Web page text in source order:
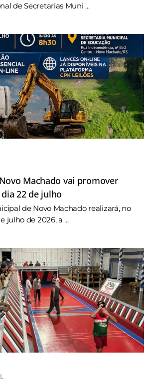
de Secretarias Muni ...
Machado vai promover
22 de julho
de Novo Machado realizará, no
julho de 2026, a ...